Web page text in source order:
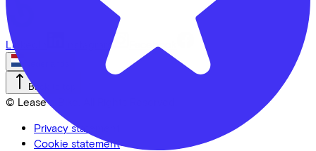
LinkedIn Instagram Facebook
Back to top
© Lease a Bike. All Rights Reserved.
Privacy statement
Cookie statement